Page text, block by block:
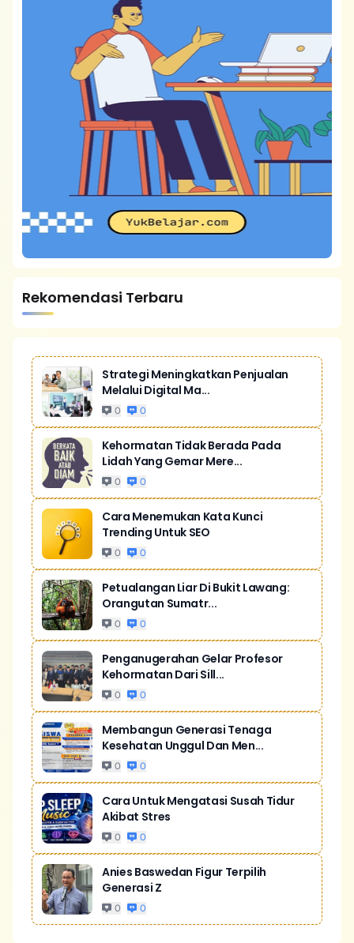
Rekomendasi Terbaru
Strategi Meningkatkan Penjualan
Melalui Digital Ma...
0 0
Kehormatan Tidak Berada Pada
Lidah Yang Gemar Mere...
0 0
Cara Menemukan Kata Kunci
Trending Untuk SEO
0 0
Petualangan Liar Di Bukit Lawang:
Orangutan Sumatr...
0 0
Penganugerahan Gelar Profesor
Kehormatan Dari Sill...
0 0
Membangun Generasi Tenaga
Kesehatan Unggul Dan Men...
0 0
Cara Untuk Mengatasi Susah Tidur
Akibat Stres
0 0
Anies Baswedan Figur Terpilih
Generasi Z
0 0